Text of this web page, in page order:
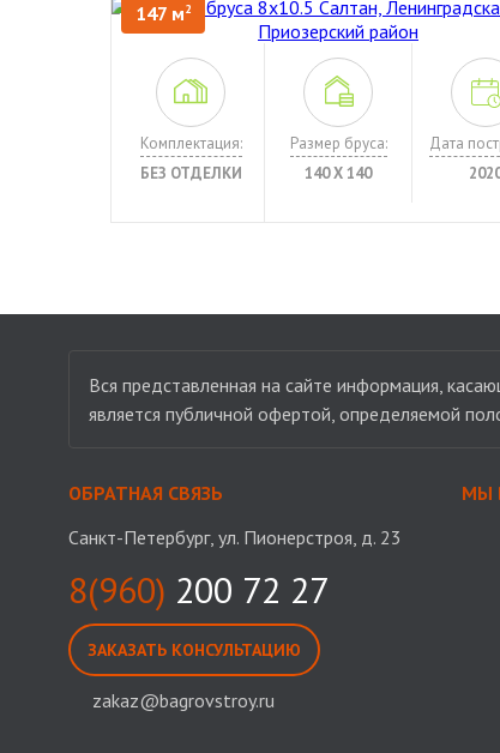
147 м2
Комплектация:
БЕЗ ОТДЕЛКИ
Размер бруса:
140 Х 140
Дата
Вся представленная на сайте информация,
является публичной офертой, определяемой
ОБРАТНАЯ СВЯЗЬ
Санкт-Петербург, ул. Пионерстроя, д. 23
8(960) 200 72 27
ЗАКАЗАТЬ КОНСУЛЬТАЦИЮ
zakaz@bagrovstroy.ru
МЫ